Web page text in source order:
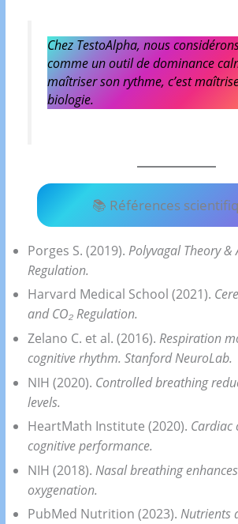
Chez TestoAlpha, nous
comme un outil de dominance
maîtriser son rythme, c’est
biologie.
📚 Références
Porges S. (2019).Polyvagal Theory
Regulation.
Harvard Medical School (2021).
and CO₂ Regulation.
Zelano C. et al. (2016).Respiration
cognitive rhythm. Stanford NeuroLab.
NIH (2020). Controlled breathing
levels.
HeartMath Institute (2020). Cardiac
cognitive performance.
NIH (2018).Nasal breathing
oxygenation.
PubMed Nutrition (2023).Nutrients